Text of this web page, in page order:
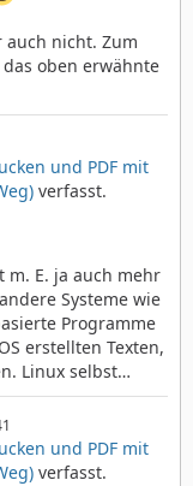
auch nicht. Zum
oben erwähnte
und PDF mit
verfasst.
m. E. ja auch mehr
Systeme wie
Programme
erstellten Texten,
Linux selbst…
und PDF mit
verfasst.